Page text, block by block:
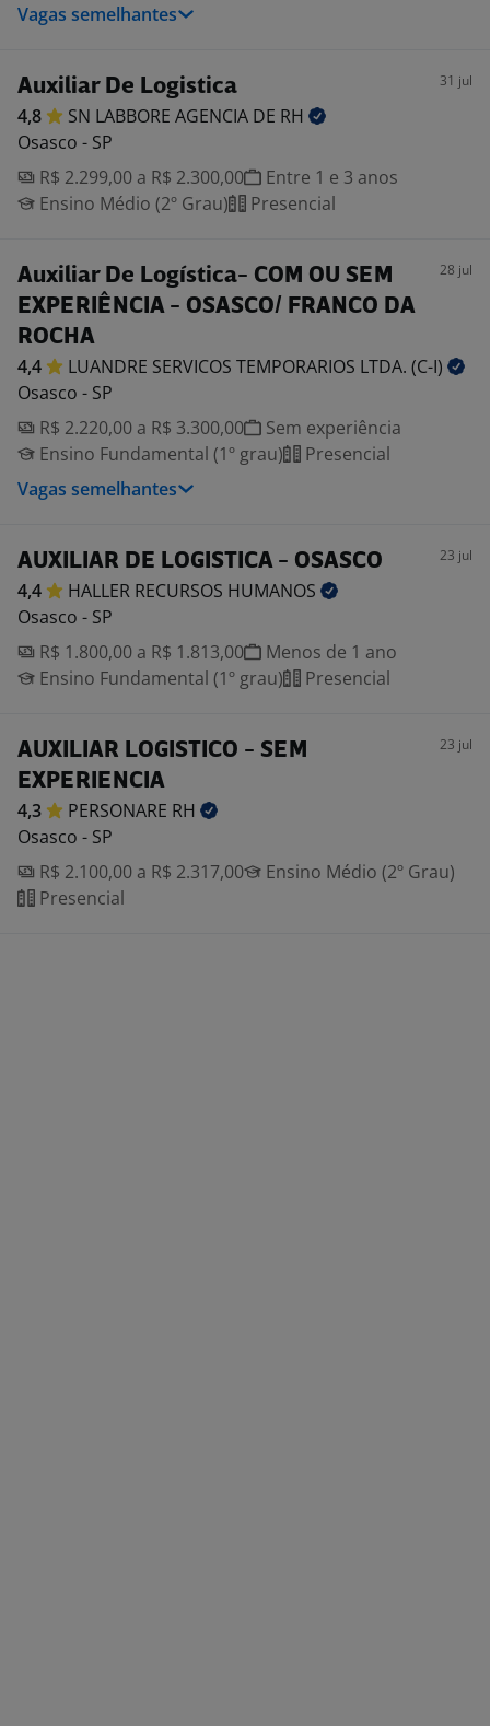
Vagas semelhantes
Auxiliar De Logistica 31 jul
4,8 SN LABBORE AGENCIA DE RH
Osasco - SP
R$ 2.299,00 a R$ 2.300,00
Entre 1 e 3 anos
Ensino Médio (2º Grau)
Presencial
Auxiliar De Logística- COM OU SEM
EXPERIÊNCIA - OSASCO/ FRANCO DA
ROCHA
28 jul
4,4 LUANDRE SERVICOS TEMPORARIOS LTDA. (C-I)
Osasco - SP
R$ 2.220,00 a R$ 3.300,00
Sem experiência
Ensino Fundamental (1º grau)
Presencial
Vagas semelhantes
AUXILIAR DE LOGISTICA - OSASCO 23 jul
4,4 HALLER RECURSOS HUMANOS
Osasco - SP
R$ 1.800,00 a R$ 1.813,00
Menos de 1 ano
Ensino Fundamental (1º grau)
Presencial
AUXILIAR LOGISTICO - SEM
EXPERIENCIA
23 jul
4,3 PERSONARE RH
Osasco - SP
R$ 2.100,00 a R$ 2.317,00
Ensino Médio (2º Grau)
Presencial